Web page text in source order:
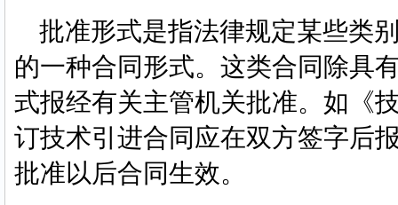
批准形式是指法律规定某些类
的一种合同形式。这类合同除具
式报经有关主管机关批准。如《
订技术引进合同应在双方签字后
批准以后合同生效。